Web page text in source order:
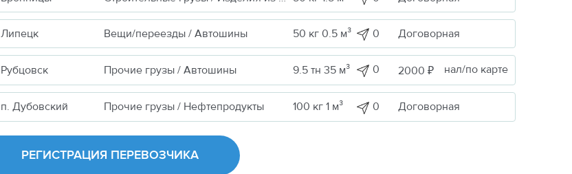
Липецк Вещи/переезды / Автошины 50 кг 0.5 м³ 0 Договорная
Рубцовск Прочие грузы / Автошины 9.5 тн 35 м³ 0 2000 ₽ нал/по карте
п. Дубовский Прочие грузы / Нефтепродукты 100 кг 1 м³ 0 Договорная
РЕГИСТРАЦИЯ ПЕРЕВОЗЧИКА